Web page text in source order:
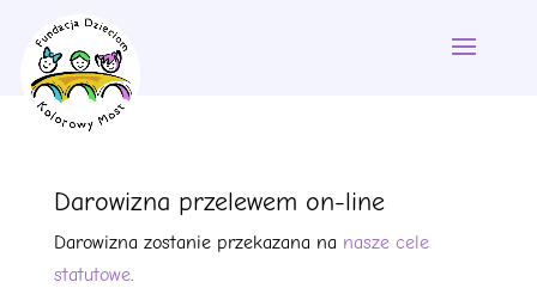
Darowizna przelewem on-line
Darowizna zostanie przekazana na nasze cele
statutowe.